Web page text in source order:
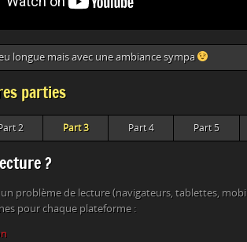
longue mais avec une ambiance sympa
parties
Part 2 Part 3 Part 4 Part 5
?
problème de lecture (navigateurs, tablettes,
pour chaque plateforme :